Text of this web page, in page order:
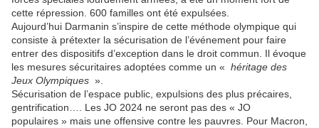
cette répression. 600 familles ont été expulsées.
Aujourd’hui Darmanin s’inspire de cette méthode olympique qui
consiste à prétexter la sécurisation de l’événement pour faire
entrer des dispositifs d’exception dans le droit commun. Il évoque
les mesures sécuritaires adoptées comme un « héritage des
Jeux Olympiques ».
Sécurisation de l’espace public, expulsions des plus précaires,
gentrification…. Les JO 2024 ne seront pas des « JO
populaires » mais une offensive contre les pauvres. Pour Macron,